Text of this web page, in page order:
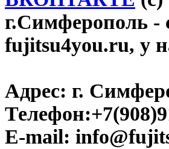
г.Симферополь -
fujitsu4you.ru, у
Адрес: г.
Телефон:
E-mail: